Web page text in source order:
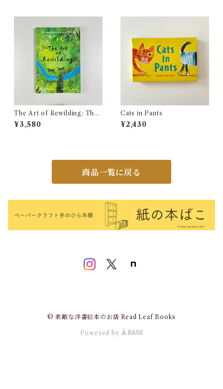
The Art of Rewilding: The
Return of Yellowstone's W
olves
¥3,580
Cats in Pants
¥2,430
商品一覧に戻る
© 素敵な洋書絵本のお店 Read Leaf Books
Powered by